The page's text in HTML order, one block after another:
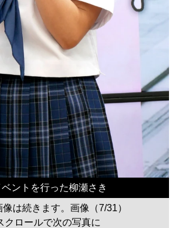
ントを行った柳瀬さき
像は続きます。画像（7/31）
クロールで次の写真に